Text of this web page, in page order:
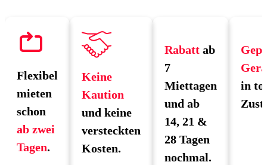
Flexibel
mieten
schon
ab zwei
Tagen.
Keine
Kaution
und keine
versteckten
Kosten.
Rabatt ab
7
Miettagen
und ab
14, 21 &
28 Tagen
nochmal.
in